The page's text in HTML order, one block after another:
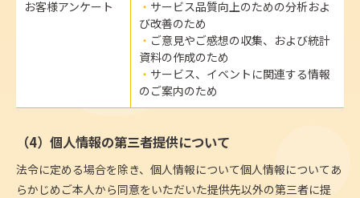
お客様アンケート
サービス品質向上のための分析およ
び改善のため
ご意見やご感想の収集、および統計
資料の作成のため
サービス、イベントに関連する情報
のご案内のため
（4）個人情報の第三者提供について
法令に定める場合を除き、個人情報について個人情報についてあ
らかじめご本人から同意をいただいた提供先以外の第三者に提